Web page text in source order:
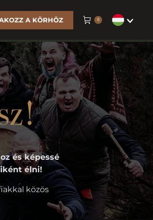
A KÖRHÖZ 0
és képessé
élni!
közös